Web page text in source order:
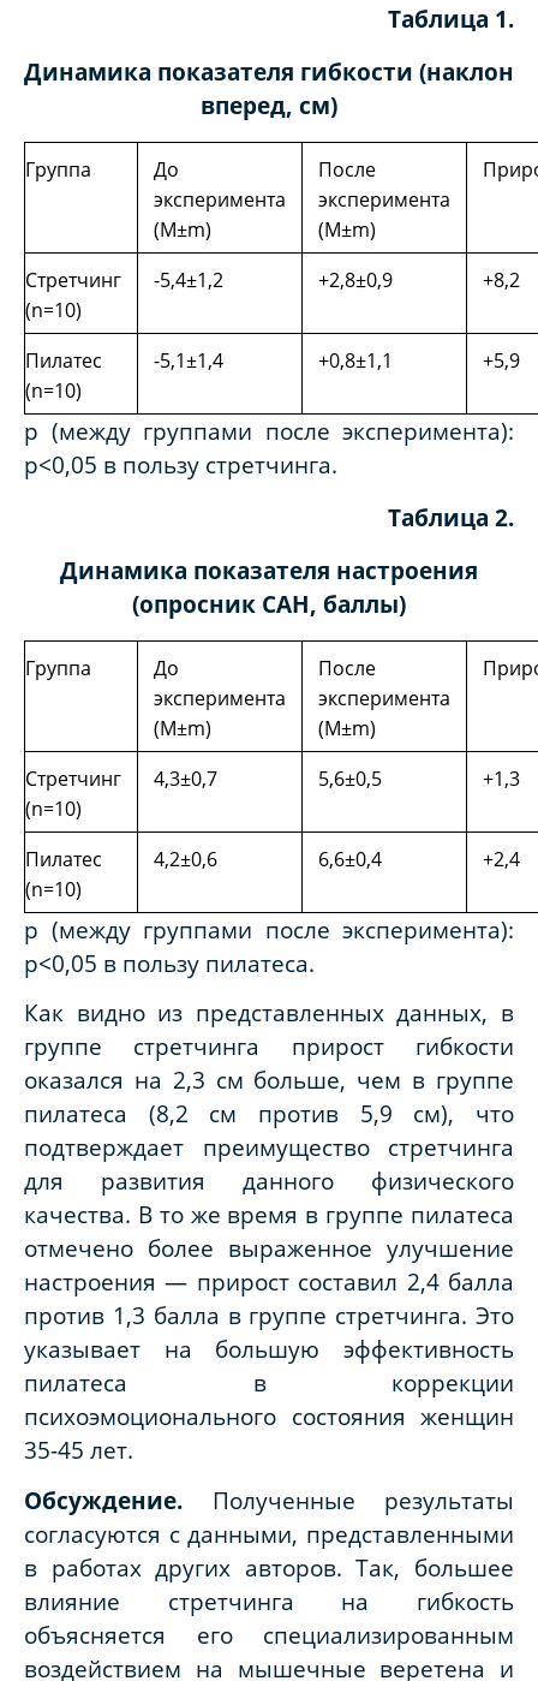
Таблица 1.
Динамика показателя гибкости (наклон
вперед, см)
Группа
До
эксперимента
(M±m)
После
эксперимента
(M±m)
Стретчинг
(n=10)
-5,4±1,2 +2,8±0,9 +8,2
Пилатес
(n=10)
-5,1±1,4 +0,8±1,1 +5,9
p (между группами после эксперимента):
p<0,05 в пользу стретчинга.
Таблица 2.
Динамика показателя настроения
(опросник САН, баллы)
Группа
До
эксперимента
(M±m)
После
эксперимента
(M±m)
Стретчинг
(n=10)
4,3±0,7 5,6±0,5 +1,3
Пилатес
(n=10)
4,2±0,6 6,6±0,4 +2,4
p (между группами после эксперимента):
p<0,05 в пользу пилатеса.
Как видно из представленных данных, в
группе стретчинга прирост гибкости
оказался на 2,3 см больше, чем в группе
пилатеса (8,2 см против 5,9 см), что
подтверждает преимущество стретчинга
для развития данного физического
качества. В то же время в группе пилатеса
отмечено более выраженное улучшение
настроения — прирост составил 2,4 балла
против 1,3 балла в группе стретчинга. Это
указывает на большую эффективность
пилатеса в коррекции
психоэмоционального состояния женщин
35-45 лет.
Обсуждение. Полученные результаты
согласуются с данными, представленными
в работах других авторов. Так, большее
влияние стретчинга на гибкость
объясняется его специализированным
воздействием на мышечные веретена и